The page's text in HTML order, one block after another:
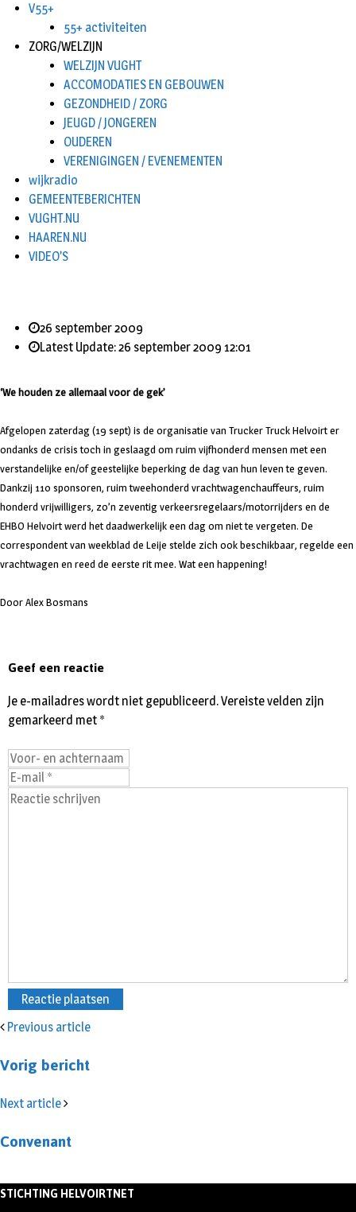
V55+
55+ activiteiten
ZORG/WELZIJN
WELZIJN VUGHT
ACCOMODATIES EN GEBOUWEN
GEZONDHEID / ZORG
JEUGD / JONGEREN
OUDEREN
VERENIGINGEN / EVENEMENTEN
wijkradio
GEMEENTEBERICHTEN
VUGHT.NU
HAAREN.NU
VIDEO’S
26 september 2009
Latest Update: 26 september 2009 12:01
‘We houden ze allemaal voor de gek’
Afgelopen zaterdag (19 sept) is de organisatie van Trucker Truck Helvoirt er
ondanks de crisis toch in geslaagd om ruim vijfhonderd mensen met een
verstandelijke en/of geestelijke beperking de dag van hun leven te geven.
Dankzij 110 sponsoren, ruim tweehonderd vrachtwagenchauffeurs, ruim
honderd vrijwilligers, zo’n zeventig verkeersregelaars/motorrijders en de
EHBO Helvoirt werd het daadwerkelijk een dag om niet te vergeten. De
correspondent van weekblad de Leije stelde zich ook beschikbaar, regelde een
vrachtwagen en reed de eerste rit mee. Wat een happening!
Door Alex Bosmans
Previous article
Vorig bericht
Next article
Convenant
Geef een reactie
Je e-mailadres wordt niet gepubliceerd.Vereiste velden zijn
gemarkeerd met *
STICHTING HELVOIRTNET